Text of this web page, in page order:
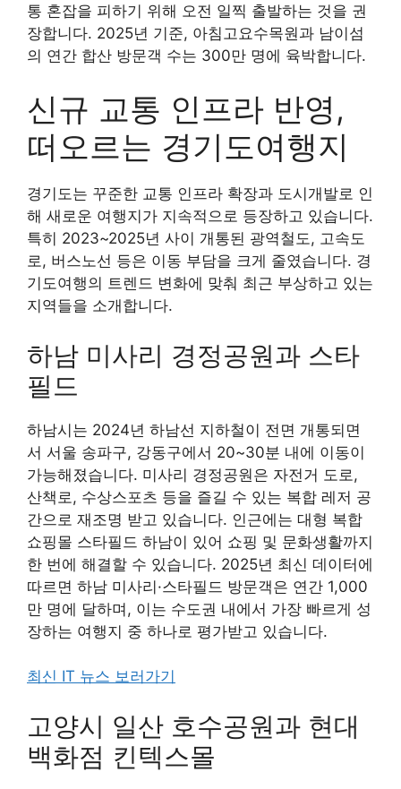
통 혼잡을 피하기 위해 오전 일찍 출발하는 것을 권
장합니다. 2025년 기준, 아침고요수목원과 남이섬
의 연간 합산 방문객 수는 300만 명에 육박합니다.
신규 교통 인프라 반영,
떠오르는 경기도여행지
경기도는 꾸준한 교통 인프라 확장과 도시개발로 인
해 새로운 여행지가 지속적으로 등장하고 있습니다.
특히 2023~2025년 사이 개통된 광역철도, 고속도
로, 버스노선 등은 이동 부담을 크게 줄였습니다. 경
기도여행의 트렌드 변화에 맞춰 최근 부상하고 있는
지역들을 소개합니다.
하남 미사리 경정공원과 스타
필드
하남시는 2024년 하남선 지하철이 전면 개통되면
서 서울 송파구, 강동구에서 20~30분 내에 이동이
가능해졌습니다. 미사리 경정공원은 자전거 도로,
산책로, 수상스포츠 등을 즐길 수 있는 복합 레저 공
간으로 재조명 받고 있습니다. 인근에는 대형 복합
쇼핑몰 스타필드 하남이 있어 쇼핑 및 문화생활까지
한 번에 해결할 수 있습니다. 2025년 최신 데이터에
따르면 하남 미사리·스타필드 방문객은 연간 1,000
만 명에 달하며, 이는 수도권 내에서 가장 빠르게 성
장하는 여행지 중 하나로 평가받고 있습니다.
최신 IT 뉴스 보러가기
고양시 일산 호수공원과 현대
백화점 킨텍스몰